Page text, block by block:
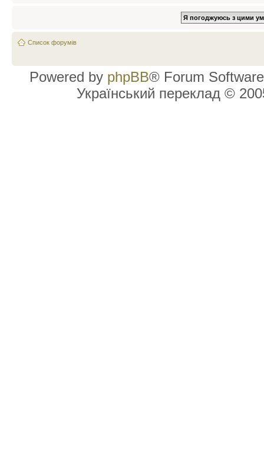
Список форумів
Powered by phpBB® Forum
Український переклад ©